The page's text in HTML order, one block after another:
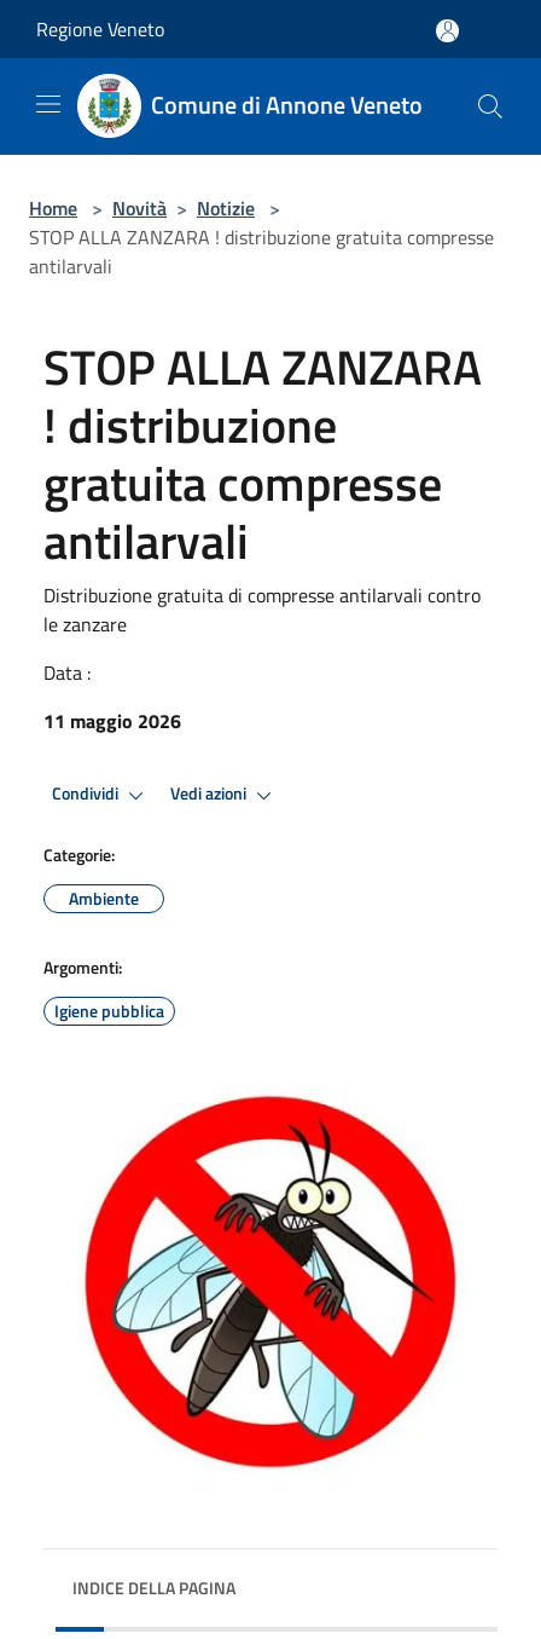
Regione Veneto
Comune di Annone Veneto
Home > Novità > Notizie >
STOP ALLA ZANZARA ! distribuzione gratuita compresse
antilarvali
STOP ALLA ZANZARA
! distribuzione
gratuita compresse
antilarvali
Distribuzione gratuita di compresse antilarvali contro
le zanzare
Data :
11 maggio 2026
Condividi Vedi azioni
Categorie:
Ambiente
Argomenti:
Igiene pubblica
INDICE DELLA PAGINA